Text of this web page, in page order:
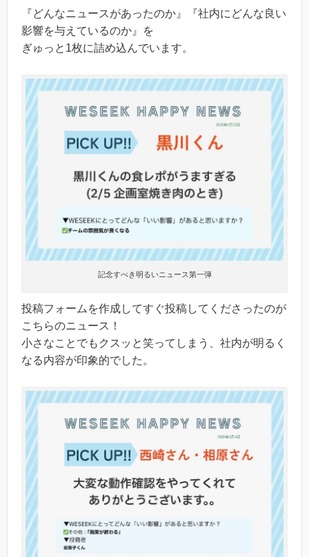
『どんなニュースがあったのか』『社内にどんな良い
影響を与えているのか』を
ぎゅっと1枚に詰め込んでいます。
記念すべき明るいニュース第一弾
投稿フォームを作成してすぐ投稿してくださったのが
こちらのニュース！
小さなことでもクスッと笑ってしまう、社内が明るく
なる内容が印象的でした。